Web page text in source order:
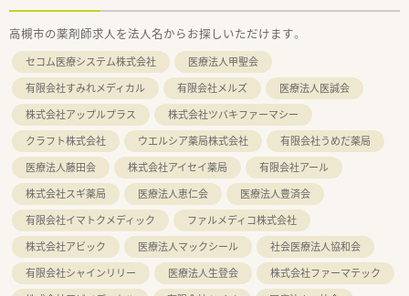
高槻市の薬剤師求人を法人名からお探しいただけます。
セコム医療システム株式会社
医療法人甲聖会
有限会社すみれメディカル
有限会社メルズ
医療法人医誠会
株式会社アップルプラス
株式会社ツバキファーマシー
クラフト株式会社
ウエルシア薬局株式会社
有限会社うめだ薬局
医療法人藤田会
株式会社アイセイ薬局
有限会社アール
株式会社スギ薬局
医療法人恵仁会
医療法人豊済会
有限会社イマトクメディック
ファルメディコ株式会社
株式会社アビック
医療法人マックシール
社会医療法人協和会
有限会社シャインリリー
医療法人生登会
株式会社ファーマテック